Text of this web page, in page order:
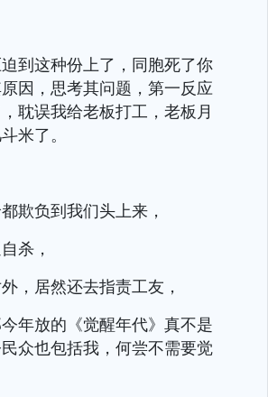
到这种份上了，同胞死了你
因，思考其问题，第一反应
耽误我给老板打工，老板月
米了。
欺负到我们头上来，
杀，
，居然还去指责工友，
年放的《觉醒年代》真不是
众也包括我，何尝不需要觉